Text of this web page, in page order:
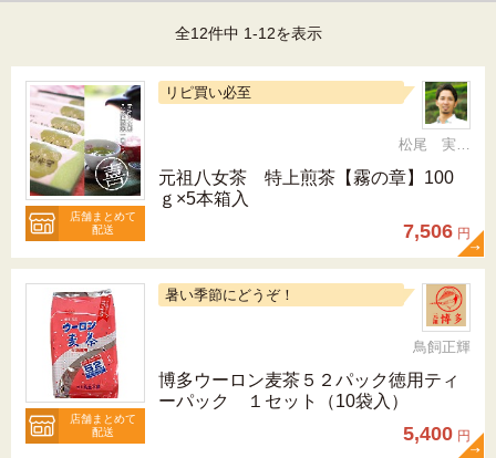
全12件中 1-12を表示
店舗まとめて
配送
リピ買い必至
松尾 実 （三十五代目、日本茶インストラクター）
元祖八女茶 特上煎茶【霧の章】100
ｇ×5本箱入
7,506 円
店舗まとめて
配送
暑い季節にどうぞ！
鳥飼正輝
博多ウーロン麦茶５２パック徳用ティ
ーパック １セット（10袋入）
5,400 円